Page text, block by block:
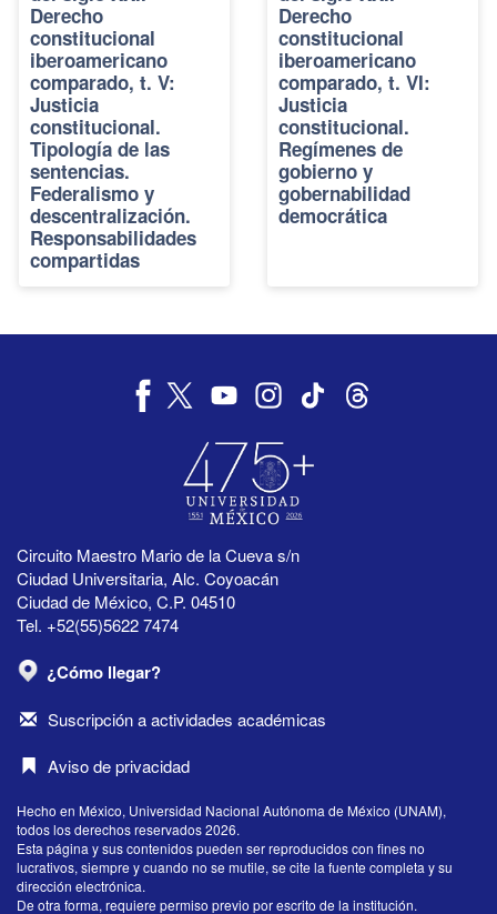
Derecho
constitucional
iberoamericano
comparado, t. V:
Justicia
constitucional.
Tipología de las
sentencias.
Federalismo y
descentralización.
Responsabilidades
compartidas
Derecho
constitucional
iberoamericano
comparado, t. VI:
Justicia
constitucional.
Regímenes de
gobierno y
gobernabilidad
democrática
Circuito Maestro Mario de la Cueva s/n
Ciudad Universitaria, Alc. Coyoacán
Ciudad de México, C.P. 04510
Tel. +52(55)5622 7474
¿Cómo llegar?
Suscripción a actividades académicas
Aviso de privacidad
Hecho en México, Universidad Nacional Autónoma de México (UNAM),
todos los derechos reservados 2026.
Esta página y sus contenidos pueden ser reproducidos con fines no
lucrativos, siempre y cuando no se mutile, se cite la fuente completa y su
dirección electrónica.
De otra forma, requiere permiso previo por escrito de la institución.